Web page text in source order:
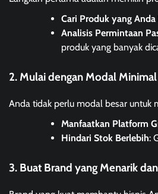
Cari Produk yang Anda
Analisis Permintaan
produk yang banyak
2. Mulai dengan Modal Minimal
Anda tidak perlu modal besar untuk
Manfaatkan Platform
Hindari Stok Berlebih:
3. Buat Brand yang Menarik